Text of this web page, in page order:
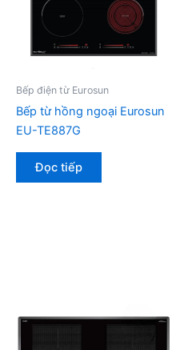
Bếp điện từ Eurosun
Bếp từ hồng ngoại Eurosun
EU-TE887G
Đọc tiếp